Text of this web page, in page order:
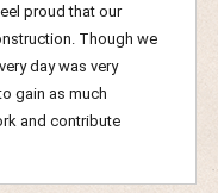
proud that our
Though we
day was very
gain as much
and contribute